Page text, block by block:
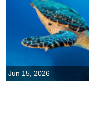
Jun 15, 2026